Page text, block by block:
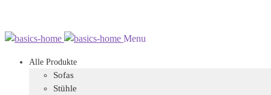
Zur
springen
Zum
springen
Menu
Alle Produkte
Sofas
Stühle